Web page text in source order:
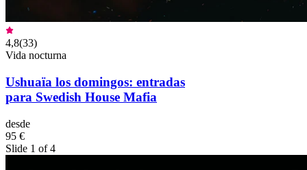
4,8(33)
Vida nocturna
Ushuaïa los domingos: entradas
para Swedish House Mafia
desde
95 €
Slide 1 of 4